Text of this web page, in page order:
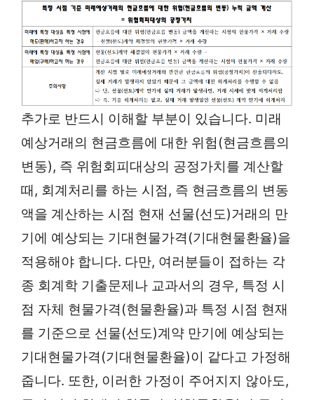
추가로 반드시 이해할 부분이 있습니다. 미래
예상거래의 현금흐름에 대한 위험(현금흐름의
변동), 즉 위험회피대상의 공정가치를 계산할
때, 회계처리를 하는 시점, 즉 현금흐름의 변동
액을 계산하는 시점 현재 선물(선도)거래의 만
기에 예상되는 기대현물가격(기대현물환율)을
적용해야 합니다. 다만, 여러분들이 접하는 각
종 회계학 기출문제나 교과서의 경우, 특정 시
점 자체 현물가격(현물환율)과 특정 시점 현재
를 기준으로 선물(선도)계약 만기에 예상되는
기대현물가격(기대현물환율)이 같다고 가정해
줍니다. 또한, 이러한 가정이 주어지지 않아도,